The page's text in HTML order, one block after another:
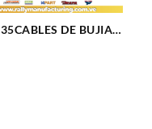
DE BUJIA